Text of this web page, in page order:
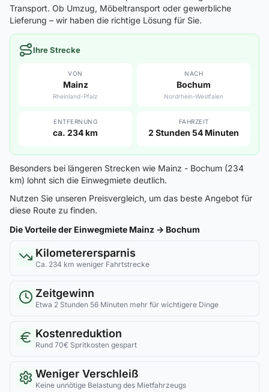
Transport. Ob Umzug, Möbeltransport oder gewerbliche
Lieferung – wir haben die richtige Lösung für Sie.
Ihre Strecke
VON
Mainz
Rheinland-Pfalz
NACH
Bochum
Nordrhein-Westfalen
ENTFERNUNG
ca. 234 km
FAHRZEIT
2 Stunden 54 Minuten
Besonders bei längeren Strecken wie Mainz - Bochum (234
km) lohnt sich die Einwegmiete deutlich.
Nutzen Sie unseren Preisvergleich, um das beste Angebot für
diese Route zu finden.
Die Vorteile der Einwegmiete Mainz → Bochum
Kilometerersparnis
Ca. 234 km weniger Fahrtstrecke
Zeitgewinn
Etwa 2 Stunden 56 Minuten mehr für wichtigere Dinge
Kostenreduktion
Rund 70€ Spritkosten gespart
Weniger Verschleiß
Keine unnötige Belastung des Mietfahrzeugs